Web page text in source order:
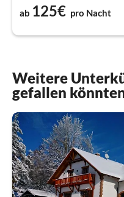
ab 125€ pro Nacht
Weitere
gefallen